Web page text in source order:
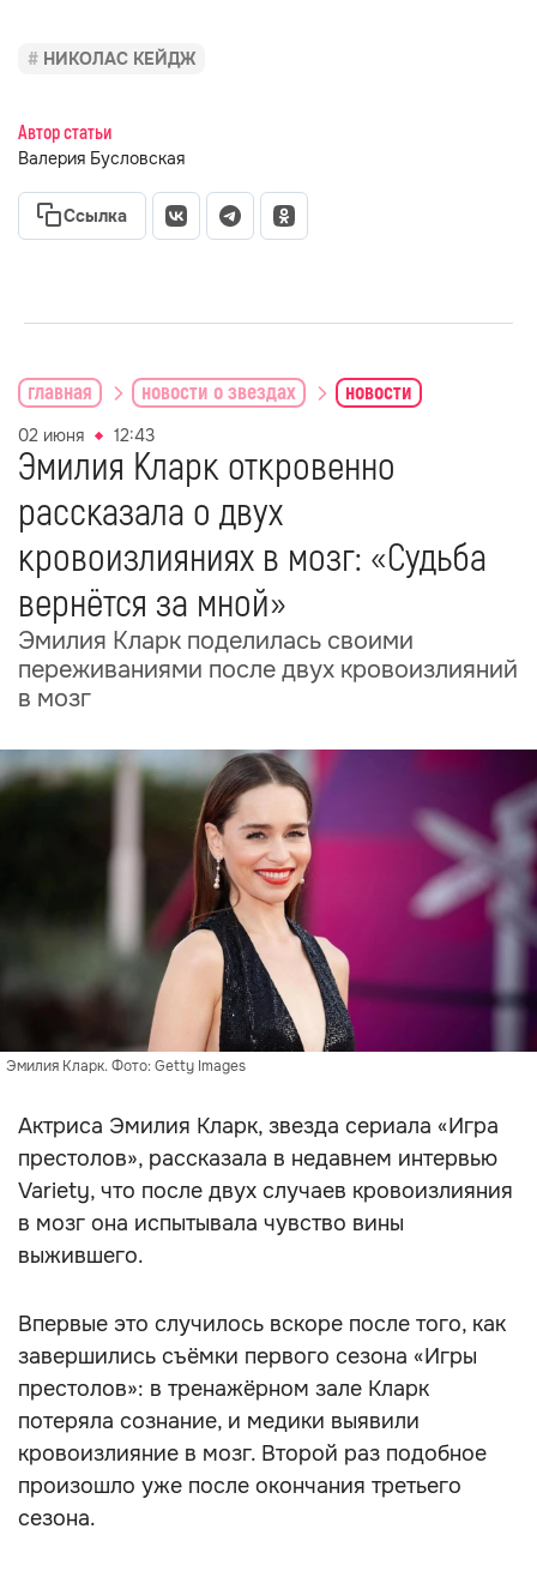
НИКОЛАС КЕЙДЖ
Автор статьи
Валерия Бусловская
Ссылка
главная новости о звездах новости
02 июня 12:43
Эмилия Кларк откровенно
рассказала о двух
кровоизлияниях в мозг: «Судьба
вернётся за мной»
Эмилия Кларк поделилась своими
переживаниями после двух кровоизлияний
в мозг
Эмилия Кларк. Фото: Getty Images
Актриса Эмилия Кларк, звезда сериала «Игра
престолов», рассказала в недавнем интервью
Variety, что после двух случаев кровоизлияния
в мозг она испытывала чувство вины
выжившего.
Впервые это случилось вскоре после того, как
завершились съёмки первого сезона «Игры
престолов»: в тренажёрном зале Кларк
потеряла сознание, и медики выявили
кровоизлияние в мозг. Второй раз подобное
произошло уже после окончания третьего
сезона.